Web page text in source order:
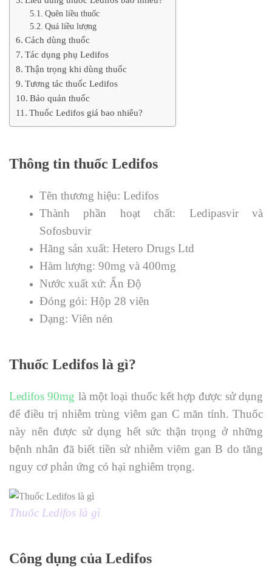
Quên liều thuốc
Quá liều lượng
Cách dùng thuốc
Tác dụng phụ Ledifos
Thận trọng khi dùng thuốc
Tương tác thuốc Ledifos
Bảo quản thuốc
Thuốc Ledifos giá bao nhiêu?
Thông tin thuốc Ledifos
Tên thương hiệu: Ledifos
Thành phần hoạt chất: Ledipasvir và
Sofosbuvir
Hãng sản xuất: Hetero Drugs Ltd
Hàm lượng: 90mg và 400mg
Nước xuất xứ: Ấn Độ
Đóng gói: Hộp 28 viên
Dạng: Viên nén
Thuốc Ledifos là gì?
Ledifos 90mg là một loại thuốc kết hợp được sử dụng
để điều trị nhiễm trùng viêm gan C mãn tính. Thuốc
này nên được sử dụng hết sức thận trọng ở những
bệnh nhân đã biết tiền sử nhiễm viêm gan B do tăng
nguy cơ phản ứng có hại nghiêm trọng.
Thuốc Ledifos là gì
Công dụng của Ledifos